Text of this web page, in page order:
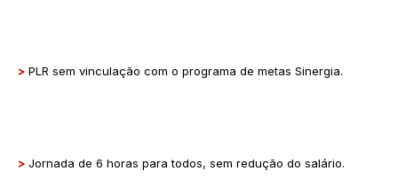
> PLR sem vinculação com o programa de metas Sinergia.
> Jornada de 6 horas para todos, sem redução do salário.